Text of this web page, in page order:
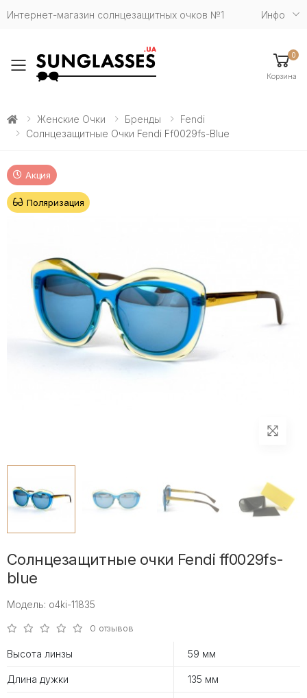
Интернет-магазин солнцезащитных очков №1 Инфо
Toggle mobile menu
0
Корзина
Женские Очки Бренды
Fendi
Солнцезащитные Очки Fendi Ff0029fs-Blue
Акция
Поляризация
Солнцезащитные очки Fendi ff0029fs-
blue
Модель: o4ki-11835
0 отзывов
Высота линзы 59 мм
Длина дужки 135 мм